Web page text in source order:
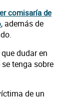
comisaría de
, además de
dudar en
tenga sobre
de un